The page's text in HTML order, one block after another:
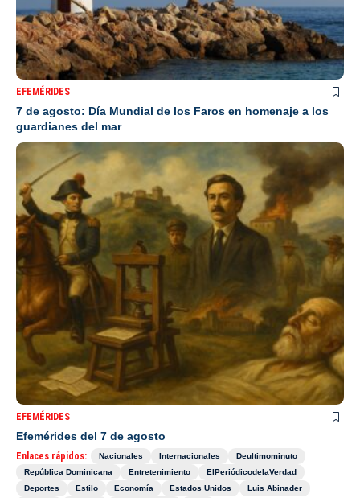
EFEMÉRIDES
7 de agosto: Día Mundial de los Faros en homenaje a los
guardianes del mar
EFEMÉRIDES
Efemérides del 7 de agosto
Enlaces rápidos: Nacionales Internacionales
Deultimominuto
República Dominicana
Entretenimiento
ElPeriódicodelaVerdad
Deportes
Estilo Economía Estados Unidos
Luis Abinader